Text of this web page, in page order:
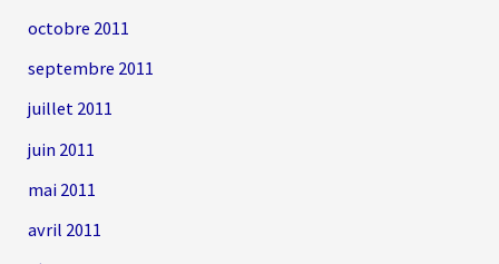
octobre 2011
septembre 2011
juillet 2011
juin 2011
mai 2011
avril 2011